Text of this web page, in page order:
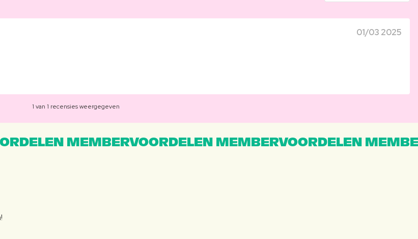
01/03 2025
1 van 1 recensies weergegeven
MEMBERVOORDELEN MEMBERVOORDELEN